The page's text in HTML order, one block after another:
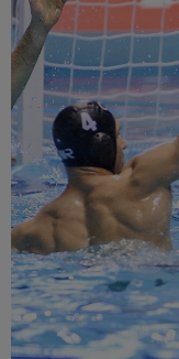
Hírek
Labdarúgás
Szakosztályok
Meccscenter
Klub